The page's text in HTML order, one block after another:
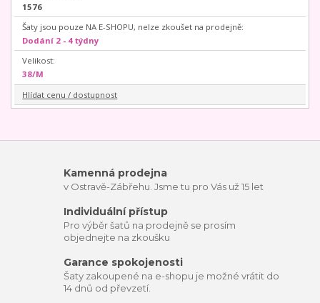
1576
Šaty jsou pouze NA E-SHOPU, nelze zkoušet na prodejně:
Dodání 2 - 4 týdny
Velikost:
38/M
Hlídat cenu / dostupnost
Kamenná prodejna
v Ostravě-Zábřehu. Jsme tu pro Vás už 15 let
Individuální přístup
Pro výběr šatů na prodejně se prosím
objednejte na zkoušku
Garance spokojenosti
Šaty zakoupené na e-shopu je možné vrátit do
14 dnů od převzetí.